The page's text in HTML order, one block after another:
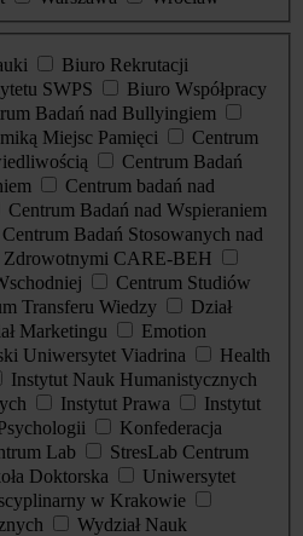
Biuro Rekrutacji
SWPS
Biuro Współpracy
Badań nad Bullyingiem
Miejsc Pamięci
Centrum
Centrum Badań
Centrum badań nad
Centrum Badań nad Wspieraniem
Centrum Badań Stosowanych nad
Zdrowotnymi CARE-BEH
Centrum Studiów
Transferu Wiedzy
Dział
Marketingu
Emotion
Uniwersytet Viadrina
Health
Instytut Nauk Humanistycznych
Instytut Prawa
Instytut
Konfederacja
Lab
StresLab Centrum
Doktorska
Uniwersytet
w Krakowie
Wydział Nauk